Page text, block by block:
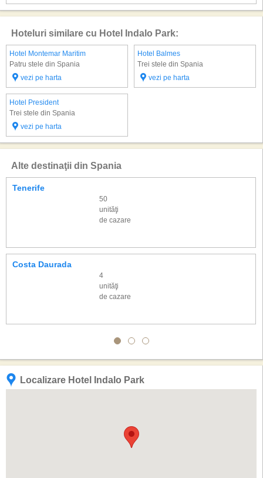
Hoteluri similare cu Hotel Indalo Park:
Hotel Montemar Maritim
Patru stele din Spania
vezi pe harta
Hotel Balmes
Trei stele din Spania
vezi pe harta
Hotel President
Trei stele din Spania
vezi pe harta
Alte destinaţii din Spania
Tenerife
50
unităţi
de cazare
Costa Daurada
4
unităţi
de cazare
Localizare Hotel Indalo Park